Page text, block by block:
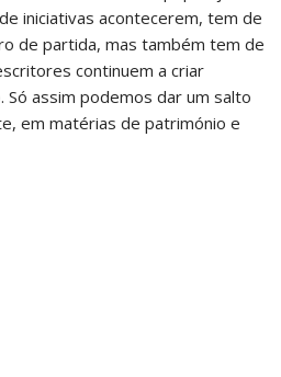
iniciativas acontecerem, tem de
de partida, mas também tem de
continuem a criar
Só assim podemos dar um salto
em matérias de património e